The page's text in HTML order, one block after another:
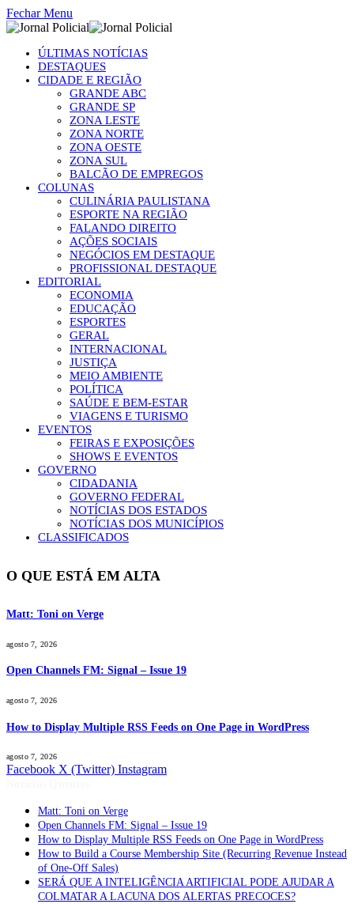
Fechar Menu
ÚLTIMAS NOTÍCIAS
DESTAQUES
CIDADE E REGIÃO
GRANDE ABC
GRANDE SP
ZONA LESTE
ZONA NORTE
ZONA OESTE
ZONA SUL
BALCÃO DE EMPREGOS
COLUNAS
CULINÁRIA PAULISTANA
ESPORTE NA REGIÃO
FALANDO DIREITO
AÇÕES SOCIAIS
NEGÓCIOS EM DESTAQUE
PROFISSIONAL DESTAQUE
EDITORIAL
ECONOMIA
EDUCAÇÃO
ESPORTES
GERAL
INTERNACIONAL
JUSTIÇA
MEIO AMBIENTE
POLÍTICA
SAÚDE E BEM-ESTAR
VIAGENS E TURISMO
EVENTOS
FEIRAS E EXPOSIÇÕES
SHOWS E EVENTOS
GOVERNO
CIDADANIA
GOVERNO FEDERAL
NOTÍCIAS DOS ESTADOS
NOTÍCIAS DOS MUNICÍPIOS
CLASSIFICADOS
O QUE ESTÁ EM ALTA
Matt: Toni on Verge
agosto 7, 2026
Open Channels FM: Signal – Issue 19
agosto 7, 2026
How to Display Multiple RSS Feeds on One Page in WordPress
agosto 7, 2026
Facebook X (Twitter) Instagram
Matt: Toni on Verge
Open Channels FM: Signal – Issue 19
How to Display Multiple RSS Feeds on One Page in WordPress
How to Build a Course Membership Site (Recurring Revenue Instead
of One-Off Sales)
SERÁ QUE A INTELIGÊNCIA ARTIFICIAL PODE AJUDAR A
COLMATAR A LACUNA DOS ALERTAS PRECOCES?